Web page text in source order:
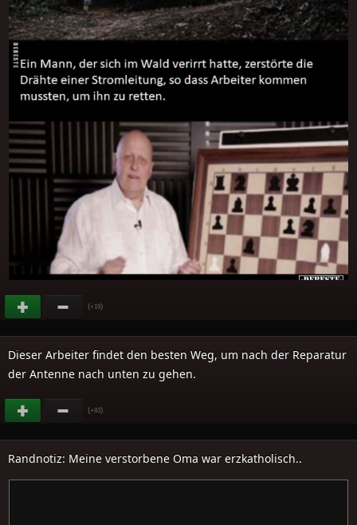
(+19)
Dieser Arbeiter findet den besten Weg, um nach der Reparatur
der Antenne nach unten zu gehen.
(+83)
Randnotiz: Meine verstorbene Oma war erzkatholisch..